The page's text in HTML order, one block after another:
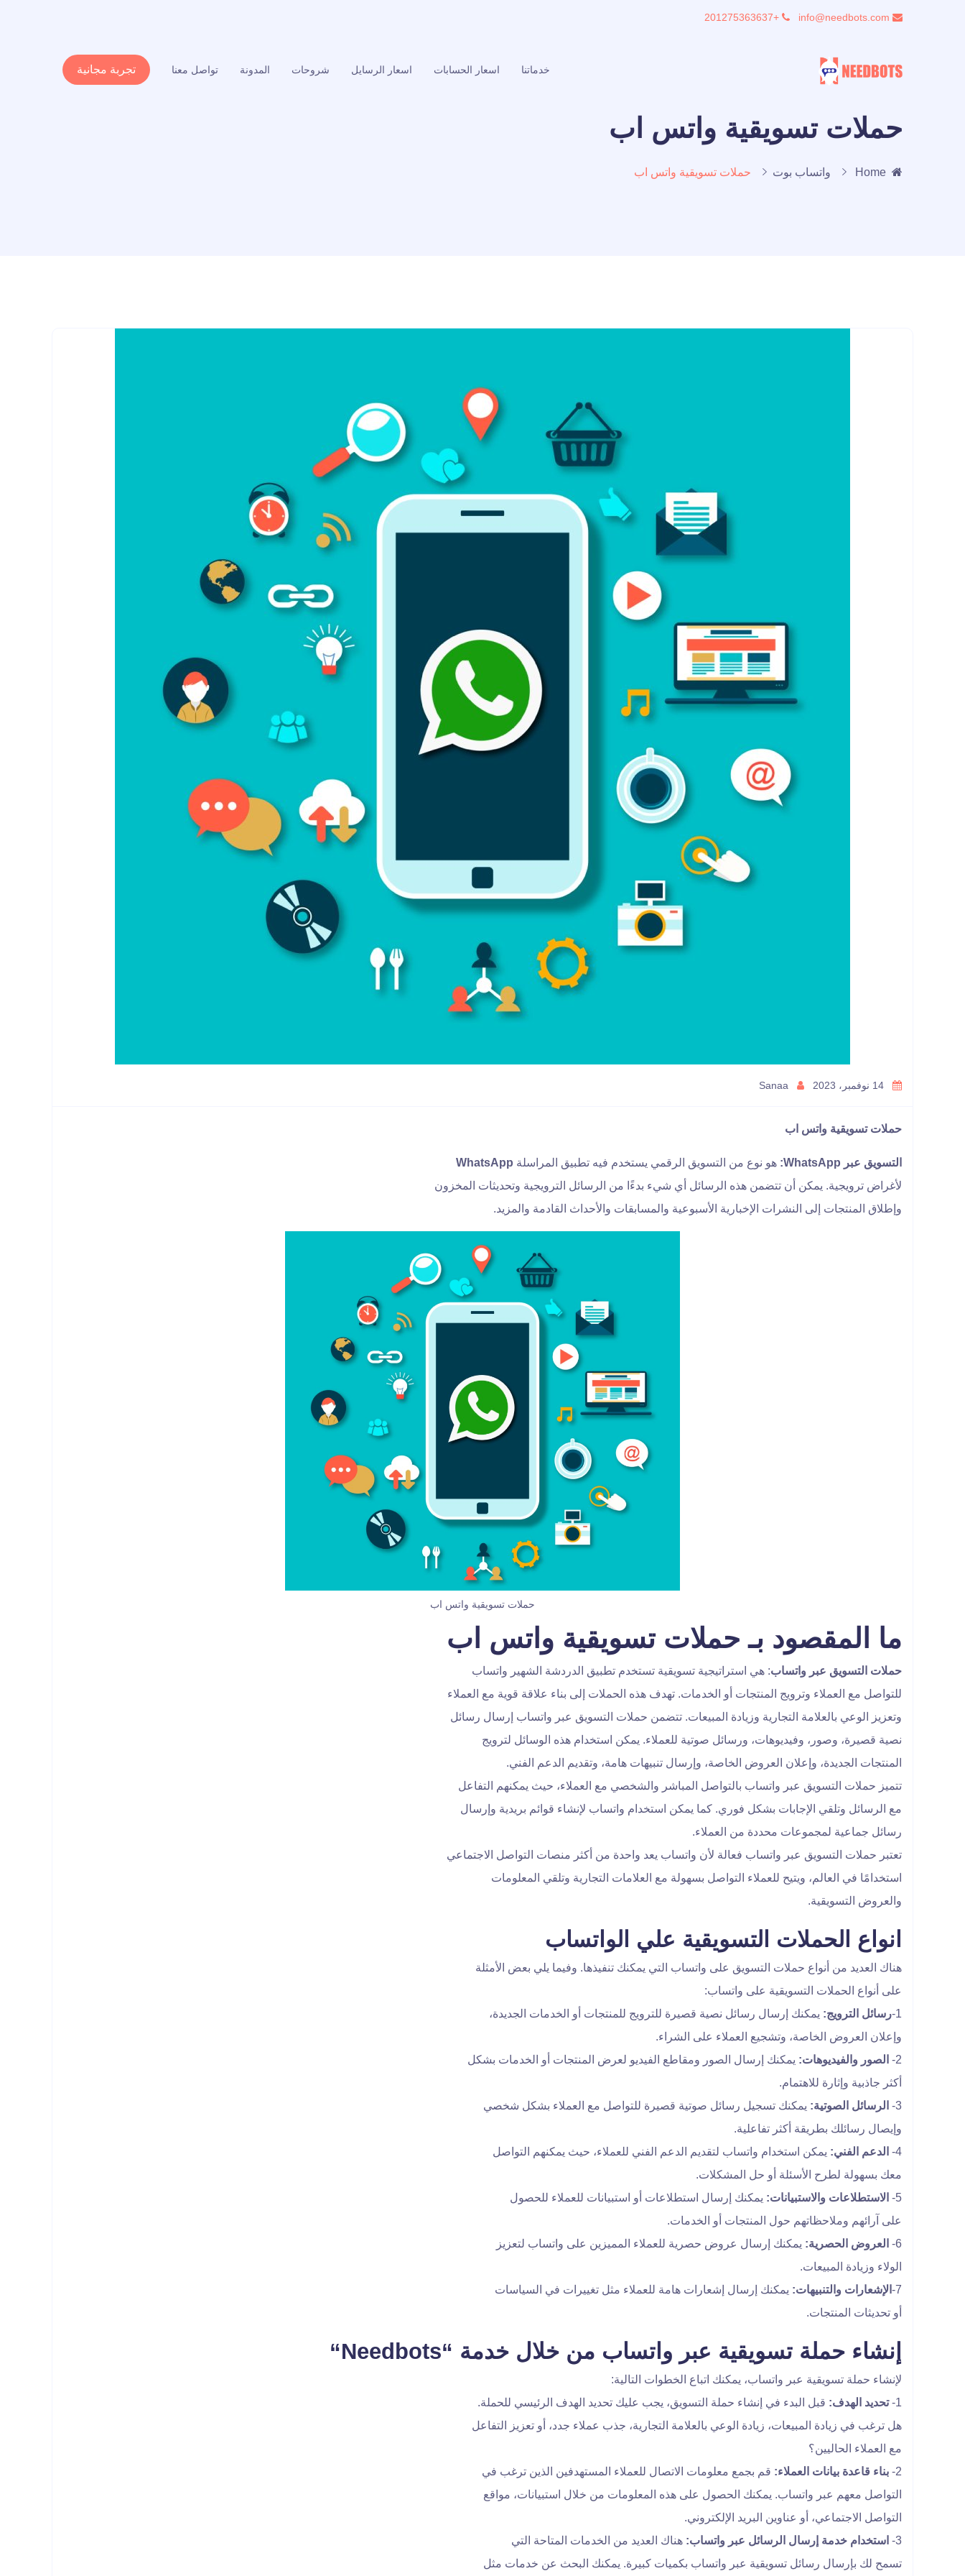
+201275363637
خدماتنا اسعار الحسابات اسعار الرسايل شروحات المدونة تواصل معنا تجربة مجانية
حملات تسويقية واتس اب
Home واتساب بوت حملات تسويقية واتس اب
14 نوفمبر، 2023
حملات تسويقية واتس اب
التسويق عبر WhatsApp: هو نوع من التسويق الرقمي يستخدم فيه تطبيق المراسلة WhatsApp
لأغراض ترويجية. يمكن أن تتضمن هذه الرسائل أي شيء بدءًا من الرسائل الترويجية وتحديثات المخزون
وإطلاق المنتجات إلى النشرات الإخبارية الأسبوعية والمسابقات والأحداث القادمة والمزيد.
حملات تسويقية واتس اب
ما المقصود بـ حملات تسويقية واتس اب
حملات التسويق عبر واتساب: هي استراتيجية تسويقية تستخدم تطبيق الدردشة الشهير واتساب
للتواصل مع العملاء وترويج المنتجات أو الخدمات. تهدف هذه الحملات إلى بناء علاقة قوية مع العملاء
وتعزيز الوعي بالعلامة التجارية وزيادة المبيعات. تتضمن حملات التسويق عبر واتساب إرسال رسائل
نصية قصيرة، وصور، وفيديوهات، ورسائل صوتية للعملاء. يمكن استخدام هذه الوسائل لترويج
المنتجات الجديدة، وإعلان العروض الخاصة، وإرسال تنبيهات هامة، وتقديم الدعم الفني.
تتميز حملات التسويق عبر واتساب بالتواصل المباشر والشخصي مع العملاء، حيث يمكنهم التفاعل
مع الرسائل وتلقي الإجابات بشكل فوري. كما يمكن استخدام واتساب لإنشاء قوائم بريدية وإرسال
رسائل جماعية لمجموعات محددة من العملاء.
تعتبر حملات التسويق عبر واتساب فعالة لأن واتساب يعد واحدة من أكثر منصات التواصل الاجتماعي
استخدامًا في العالم، ويتيح للعملاء التواصل بسهولة مع العلامات التجارية وتلقي المعلومات
والعروض التسويقية.
انواع الحملات التسويقية علي الواتساب
هناك العديد من أنواع حملات التسويق على واتساب التي يمكنك تنفيذها. وفيما يلي بعض الأمثلة
على أنواع الحملات التسويقية على واتساب:
1- رسائل الترويج: يمكنك إرسال رسائل نصية قصيرة للترويج للمنتجات أو الخدمات الجديدة،
وإعلان العروض الخاصة، وتشجيع العملاء على الشراء.
2-
الصور والفيديوهات: يمكنك إرسال الصور ومقاطع الفيديو لعرض المنتجات أو الخدمات بشكل
أكثر جاذبية وإثارة للاهتمام.
3-
الرسائل الصوتية: يمكنك تسجيل رسائل صوتية قصيرة للتواصل مع العملاء بشكل شخصي
وإيصال رسائلك بطريقة أكثر تفاعلية.
4-
الدعم الفني: يمكن استخدام واتساب لتقديم الدعم الفني للعملاء، حيث يمكنهم التواصل
معك بسهولة لطرح الأسئلة أو حل المشكلات.
5-
الاستطلاعات والاستبيانات: يمكنك إرسال استطلاعات أو استبيانات للعملاء للحصول
على آرائهم وملاحظاتهم حول المنتجات أو الخدمات.
6-
العروض الحصرية: يمكنك إرسال عروض حصرية للعملاء المميزين على واتساب لتعزيز
الولاء وزيادة المبيعات.
7- الإشعارات والتنبيهات: يمكنك إرسال إشعارات هامة للعملاء مثل تغييرات في السياسات
أو تحديثات المنتجات.
إنشاء حملة تسويقية عبر واتساب من خلال خدمة “Needbots
“
لإنشاء حملة تسويقية عبر واتساب، يمكنك اتباع الخطوات التالية:
1- تحديد الهدف: قبل البدء في إنشاء حملة التسويق، يجب عليك تحديد الهدف الرئيسي للحملة.
هل ترغب في زيادة المبيعات، زيادة الوعي بالعلامة التجارية، جذب عملاء جدد، أو تعزيز التفاعل
مع العملاء الحاليين؟
2- بناء قاعدة بيانات العملاء: قم بجمع معلومات الاتصال للعملاء المستهدفين الذين ترغب في
التواصل معهم عبر واتساب. يمكنك الحصول على هذه المعلومات من خلال استبيانات، مواقع
التواصل الاجتماعي، أو عناوين البريد الإلكتروني.
3-
استخدام خدمة إرسال الرسائل عبر واتساب: هناك العديد من الخدمات المتاحة التي
تسمح لك بإرسال رسائل تسويقية عبر واتساب بكميات كبيرة. يمكنك البحث عن خدمات مثل